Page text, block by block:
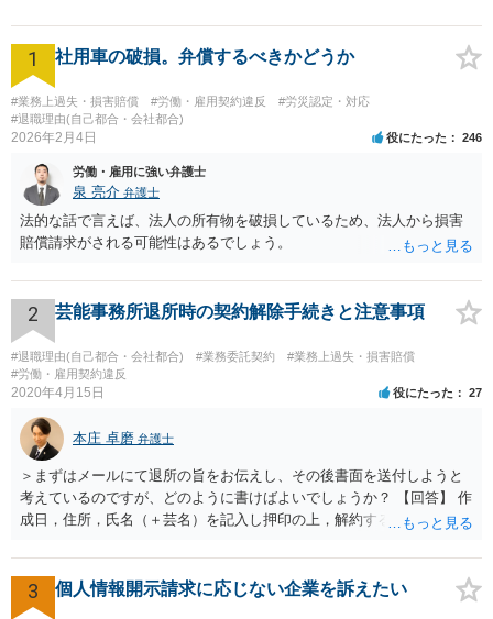
1 社用車の破損。弁償するべきかどうか
#業務上過失・損害賠償 #労働・雇用契約違反
#労災認定・対応
#退職理由(自己都合・会社都合)
2026年2月4日 役にたった 246
労働・雇用に強い弁護士
泉 亮介 弁護士
法的な話で言えば、法人の所有物を破損しているため、法人から損害
賠償請求がされる可能性はあるでしょう。
2 芸能事務所退所時の契約解除手続きと注意事項
#退職理由(自己都合・会社都合) #業務委託契約
#業務上過失・損害賠償
#労働・雇用契約違反
2020年4月15日 役にたった 27
本庄 卓磨 弁護士
＞まずはメールにて退所の旨をお伝えし、その後書面を送付しようと
考えているのですが、どのように書けばよいでしょうか？ 【回答】 作
成日，住所，氏名（＋芸名）を記入し押印の上，解約する旨を伝える
ようなことはありますでしょうか？ 【回答】 特にないと思われます
が，仮に請求された場合はそれが「損害」に該当するのか検討するこ
とになります。 ＞また、事務所をやめる際、「退所後しばらく芸能活
3 個人情報開示請求に応じない企業を訴えたい